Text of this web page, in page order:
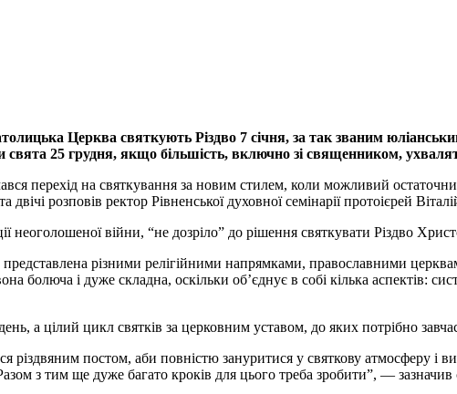
Церква святкують Різдво 7 січня, за так званим
свята 25 грудня, якщо більшість, включно зі священником,
перехід на святкування за новим стилем, коли можливий
розповів ректор Рівненської духовної семінарії протоієрей
неоголошеної війни, “не дозріло” до рішення святкувати Різдво
представлена різними релігійними напрямками, православними
болюча і дуже складна, оскільки об’єднує в собі кілька аспектів:
а цілий цикл святків за церковним уставом, до яких потрібно
різдвяним постом, аби повністю зануритися у святкову атмосферу і
з тим ще дуже багато кроків для цього треба зробити”, —